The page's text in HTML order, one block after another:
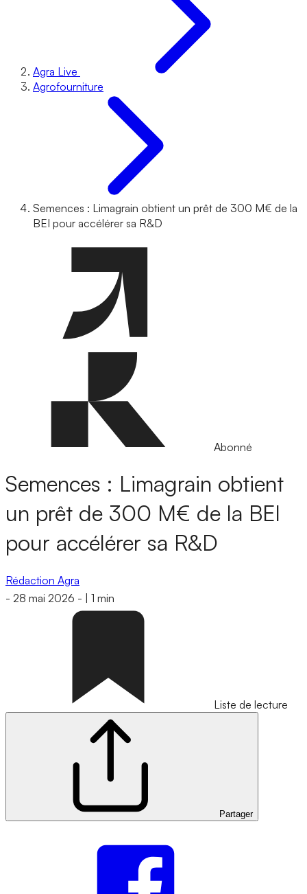
Agra Live
Agrofourniture
Semences : Limagrain obtient un prêt de 300 M€ de la
BEI pour accélérer sa R&D
Abonné
Semences : Limagrain obtient
un prêt de 300 M€ de la BEI
pour accélérer sa R&D
Rédaction Agra
- 28 mai 2026 - 1 min
Liste de lecture
Partager